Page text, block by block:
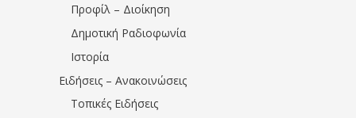
Προφίλ – Διοίκηση
Δημοτική Ραδιοφωνία
Ιστορία
Ειδήσεις – Ανακοινώσεις
Τοπικές Ειδήσεις